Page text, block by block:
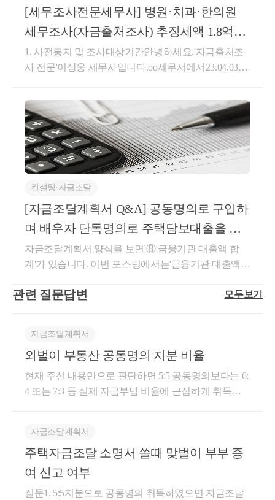
자녀에게 토지지분을 미리 증여한 뒤 각자 보상금을
받는 방법도 검토할 수 있습니다.다만 단순히 양도소
득세가 줄어든다는 이유만으로 결정해서는 안 됩니다.
증여세와 취득세, 등기비용, 양도소득세 이월과세, 실
선택 자체가 어려워질 수 있으므로 계약 전에 검토해
야 합니다.부재지주라면 어떤 채권을 선택할 것인가부
재부동산 소유자에 해당하면 보상금의 일부를 채권으
로 받아야 할 수 있습니다.이때 일반채권을 받을지, 만
기보유 특약채권을 선택할지 결정해야 합니다.만기보
유 특약채권은 양도소득세 감면율이 높을 수 있지만
빠르게 매도할 수 있지만 시장가격에 따라 할인손실이
발생할 수 있고 감면율도 달라집니다.따라서 감면율만
보지 말고 생활자금과 다른 투자계획, 금융소득 및 건
강보험료 문제까지 함께 검토해야 합니다.이런 선택
습니다.보상금액이 크다면 그 차이가 수억 원에 이를
오.먼저 보상내역을 토지보상 경험이 있는 전문가에게
보여주고, 전화상담이라도 개별적으로 받아보는 것이
적인 보상절차와 공통적인 세금 문제를 이해하는 데
도움이 됩니다.하지만 보유한 필지와 취득시기, 거주
마다 다릅니다.다른 사람에게 유리한 보상방법이 나에
나지만, 후회는 몇 년 갑니다.보상협의요청서를 받은
시점은 단순히 계약서에 도장을 찍기 위한 단계가 아
닙니다.보상금의 적정성과 수용재결 가능성, 세금 및
제22조제2항에 따른 사용승인서 교부일. 다만, 사용승
2호에 따른 임시사용승인을 받은 경우에는 그 사실상
의 사용일 또는 임시사용승인을 받은 날 중 빠른 날로
하고 건축허가를 받지 아니하고 건축하는 건축물에 있
에 의하여 취득한 자산에 대하여는 그 상속이 개시된
날 또는 증여를 받은 날6.「민법」 제245조제1항의 규
정에 의하여 부동산의 소유권을 취득하는 경우에는 당
해부동산의 점유를 개시한 날7. 「공익사업을 위한 토
지 등의 취득 및 보상에 관한 법률」이나 그 밖의 법률
에 따라 공익사업을 위하여 수용되는 경우에는 대금을
청산한 날, 수용의 개시일 또는 소유권이전등기접수일
중 빠른 날. 다만, 소유권에 관한 소송으로 보상금이 공
탁된 경우에는 소유권 관련 소송 판결 확정일로 한다.
8. 완성 또는 확정되지 아니한 자산을 양도 또는 취득
한 경우로서 해당 자산의 대금을 청산한 날까지 그 목
적물이 완성 또는 확정되지 아니한 경우에는 그 목적
완성된 날에 관하여는 제4호를 준용한다.9. 「도시개
여 취득한 토지의 취득시기는 환지 전의 토지의 취득
리면적보다 증가 또는 감소된 경우에는 그 증가 또는
감소된 면적의 토지에 대한 취득시기 또는 양도시기는
환지처분의 공고가 있은 날의 다음날로 한다.10. 제158
계액의 100분의 50 이상이 양도되는 날. 이 경우 양도
가액은 그들이 사실상 주식등을 양도한 날의 양도가액
에 의한다.② 삭제 &lt;2010.12.30&gt;③ 삭제 &lt;2010.1
2.30&gt;④ 삭제 &lt;2010.12.30&gt;⑤ 법 제98조 및 이 조
제1항을 적용할 때 양도한 자산의 취득시기가 분명하
상입니다.문제는 이체된 자금으로 부동산, 주식 등의
재산을 취득하는 경우에 주로 발생합니다. 특히, 배우
자의 소득이 없는 경우라면 남편이 보내준 자금으로
재산을 취득한다면 증여를 받은 것으로 볼 수 있습니
다.부부 각자의 수입을 원천으로 취득한 재산은 증여
수입은 각자의 통장으로 관리하고 생활비 등 비용이
지출되면 별도 통장으로 모아 지급하는 경우도 있고 1
인이 지출하는 경우도 있습니다.만약, 이런식으로 부
부가 각자 소득이 있고 각자 통장으로 관리하다 부동
산 등을 공동명의로 취득하고 매입대금을 각자의 통장
으로 지급한다면 문제될 것이 없습니다.문제는 모든
수입을 1인의 통장에 모아서 관리하고, 부동산을 공동
명의로 취득하였는데 1인의 통장에서 지급되는 경우,
이를 증여로 볼 것이냐인데 아래의 심판례를 살펴보겠
장으로 관리한 경우입니다부부가 공동으로 가게를 운
영하고, 다만 모든 수입을 남편 명의 통장으로 관리하
에 증여에 해당하는지 여부인데, 증여가 아니라고 판
을 취득하고 증여세 신고납부함② 경정청구로 증여가
으로 운영한 소득임④ 쌀매입과 배달은 남편이, 판매
는 아내가 하였음⑤ 편의상 남편 명의 통장으로 모든
수입을 관리한 것임따라서,공동명의로 취득한 자금의
목 ]쟁점부동산은 공동사업으로 형성된 자금으로 취득
한 부부 공동재산이므로 증여재산이 아니라는 청구주
장의 당부[ 요 지 ]청구인이 쟁점부동산의 지분을 배우
[세무조사전문세무사] 병원·치과·한의원
세무조사(자금출처조사) 추징세액 1.8억원
-> 3백만원 성공사례(병
1. 사전통지 및 조사대상기간안녕하세요.'자금출처조
사 전문'이상웅 세무사입니다.oo세무서에서23.04.03~2
과정입니다. 이번 세무조사 대상 납세자분은 의사로서
병원을 운영하시는 개원의였습니다. 세무조사 후최종
추징세액은'약 300만원'으로 성공적으로 조사를 종결
하였습니다. 0원으로 종결하지는 못해 아쉬웠지만,당
초 과세관청의 자료를 기준으로 하여 산정한 예상 추
징세액인 약 1.8억원의'99%'를 감면하였습니다.자금출
처조사 사전통지서해당 조사는17년 1월 1일 ~ 19년 12
월 31일총 3개년을 조사대상기간으로 하여해당 기간
내 국세청에 신고된 소득금액을 초과하는 금액의 아파
트를 취득하였습니다. 병원을 운영하시면서 실제 세법
에서 인정받을 수 있는 경비보다 많은 경비를 넣음으
로써 출처로 인정받을 수 있는 소득금액이 적었습니
넣는 개인사업주분들이 적지 않습니다. 매년 납부하는
누락하거나, 경비를 가공하여 많이 넣곤 하시지만 가
줄어들어 결과적으로 자금출처조사의 대상이 될 수 있
습니다.자금출처조사가 진행되는 경우 수년간 적게 납
부했던 종합소득세뿐만 아니라 이에 대한최대 70%의
위로 작성하거나, 타인 명의를 활용하는 등의 방식으
로 조세를 탈루한 경우에는 원래 내야 하는 세금의 10
0% 이상의 가산세가 부과될 수 있으니 특히 유의해야
합니다.2. 사실관계전체적인 사실관계를 정리하면 다
음과 같습니다.1. 고가의 아파트를부부 공동명의로 취
컨설팅∙자금조달
[자금조달계획서 Q&A] 공동명의로 구입하
며 배우자 단독명의로 주택담보대출을 실
행하는 경우?
자금조달계획서 양식을 보면'⑧ 금융기관 대출액 합
계'가 있습니다. 이번 포스팅에서는'금융기관 대출액
대해 답변을 드리려 합니다.일반적으로 주택을 구입하
계획서에 은행 대출을 기재한 후, 주택담보대출을 실
행하려는 경우 ⑧의 금융기관 대출액 합계에 주택담보
대출 실행액을 기재해야 합니다.자금조달계획서 제출
당시에실행되지 않은 대출을 어떻게 기재할까?자금조
을 실행하고 잔금을 납부하는 것이 일반적이기 때문입
니다. 이런 경우 금융기관을 통해 실행 가능한 대출액
자금조달계획서를 제출하시면 됩니다.만약, 투기과열
지구로서 부속서류를 제출해야 하는 경우라면, 당장
관련 질문답변 모두보기
자금조달계획서
외벌이 부동산 공동명의 지분 비율
현재 주신 내용만으로 판단하면 5:5 공동명의보다는 6:
4 또는 7:3 등 실제 자금부담 비율에 근접하게 취득하
원은 남편 명의이며 부족자금에 대한 주택담보대출도
남편 명의로 진행될 가능성이 높아 보입니다. 따라서
5:5 공동명의로 취득할 경우 아내 지분에 상당하는 자
자금조달계획서
주택자금조달 소명서 쓸때 맞벌이 부부 증
여 신고 여부
질문1. 5:5지분으로 공동명의 취득하였으면 자금조달